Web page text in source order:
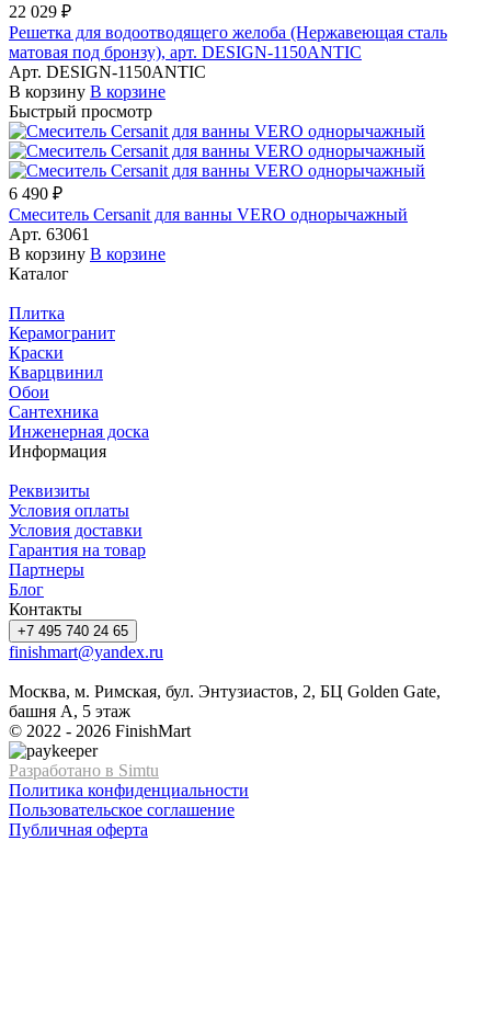
22 029 ₽
Решетка для водоотводящего желоба (Нержавеющая сталь
матовая под бронзу), арт. DESIGN-1150ANTIC
Арт. DESIGN-1150ANTIC
В корзину В корзине
Быстрый просмотр
6 490 ₽
Смеситель Cersanit для ванны VERO однорычажный
Арт. 63061
В корзину В корзине
Каталог
Плитка
Керамогранит
Краски
Кварцвинил
Обои
Сантехника
Инженерная доска
Информация
Реквизиты
Условия оплаты
Условия доставки
Гарантия на товар
Партнеры
Блог
Контакты
+7 495 740 24 65
finishmart@yandex.ru
Москва, м. Римская, бул. Энтузиастов, 2, БЦ Golden Gate,
башня А, 5 этаж
© 2022 - 2026 FinishMart
Разработано в Simtu
Политика конфиденциальности
Пользовательское соглашение
Публичная оферта